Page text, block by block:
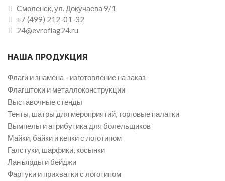
Смоленск, ул. Докучаева 9/1
+7 (499) 212-01-32
24@evroflag24.ru
НАША ПРОДУКЦИЯ
Флаги и знамена - изготовление на заказ
Флагштоки и металлоконструкции
Выставочные стенды
Тенты, шатры для мероприятий, торговые палатки
Вымпелы и атрибутика для болельщиков
Майки, байки и кепки с логотипом
Галстуки, шарфики, косынки
Ланъярды и бейджи
Фартуки и прихватки с логотипом